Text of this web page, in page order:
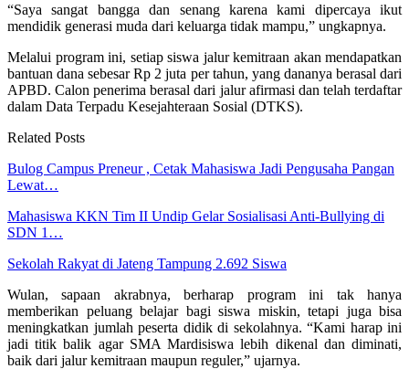
“Saya sangat bangga dan senang karena kami dipercaya ikut
mendidik generasi muda dari keluarga tidak mampu,” ungkapnya.
Melalui program ini, setiap siswa jalur kemitraan akan mendapatkan
bantuan dana sebesar Rp 2 juta per tahun, yang dananya berasal dari
APBD. Calon penerima berasal dari jalur afirmasi dan telah terdaftar
dalam Data Terpadu Kesejahteraan Sosial (DTKS).
Related Posts
Bulog Campus Preneur , Cetak Mahasiswa Jadi Pengusaha Pangan
Lewat…
Mahasiswa KKN Tim II Undip Gelar Sosialisasi Anti-Bullying di
SDN 1…
Sekolah Rakyat di Jateng Tampung 2.692 Siswa
Wulan, sapaan akrabnya, berharap program ini tak hanya
memberikan peluang belajar bagi siswa miskin, tetapi juga bisa
meningkatkan jumlah peserta didik di sekolahnya. “Kami harap ini
jadi titik balik agar SMA Mardisiswa lebih dikenal dan diminati,
baik dari jalur kemitraan maupun reguler,” ujarnya.